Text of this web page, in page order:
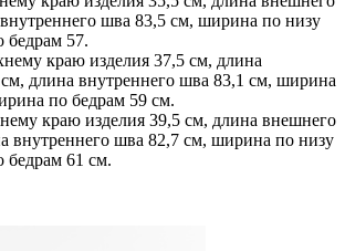
шва 83,5 см, ширина по низу
бедрам 57.
краю изделия 37,5 см, длина
длина внутреннего шва 83,1 см, ширина
по бедрам 59 см.
краю изделия 39,5 см, длина внешнего
внутреннего шва 82,7 см, ширина по низу
бедрам 61 см.